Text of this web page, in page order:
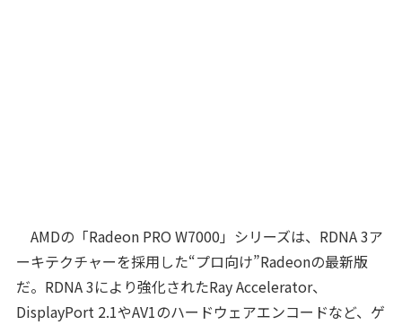
AMDの「Radeon PRO W7000」シリーズは、RDNA 3ア
ーキテクチャーを採用した“プロ向け”Radeonの最新版
だ。RDNA 3により強化されたRay Accelerator、
DisplayPort 2.1やAV1のハードウェアエンコードなど、ゲ